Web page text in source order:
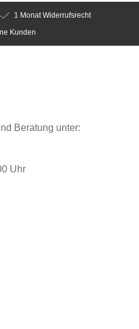
1 Monat Widerrufsrecht
Kunden
Beratung unter:
Uhr